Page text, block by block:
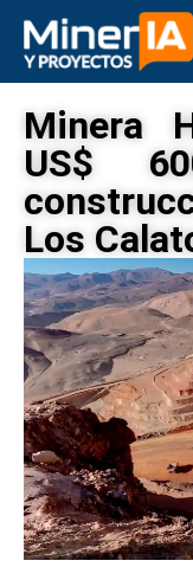
Minera
US$
Los